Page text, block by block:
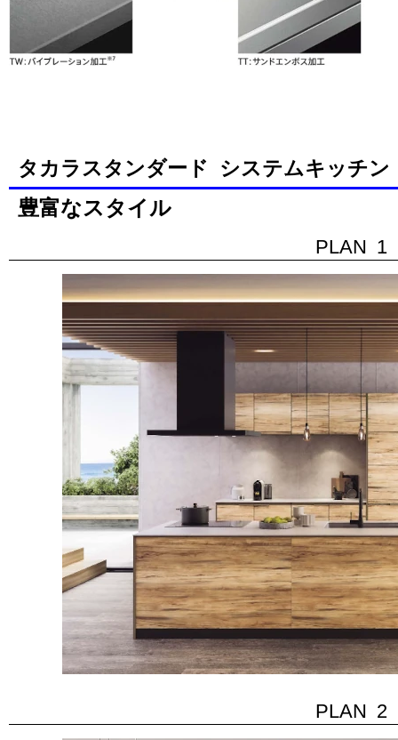
タカラスタンダード システムキッチ
豊富なスタイル
PLAN 1
PLAN 2